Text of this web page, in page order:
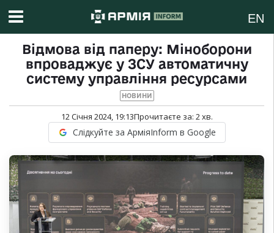
EN
Відмова від паперу: Міноборони
впроваджує у ЗСУ автоматичну
систему управління ресурсами
НОВИНИ
12 Січня 2024, 19:13Прочитаєте за: 2хв.
Слідкуйте за АрміяInform в Google